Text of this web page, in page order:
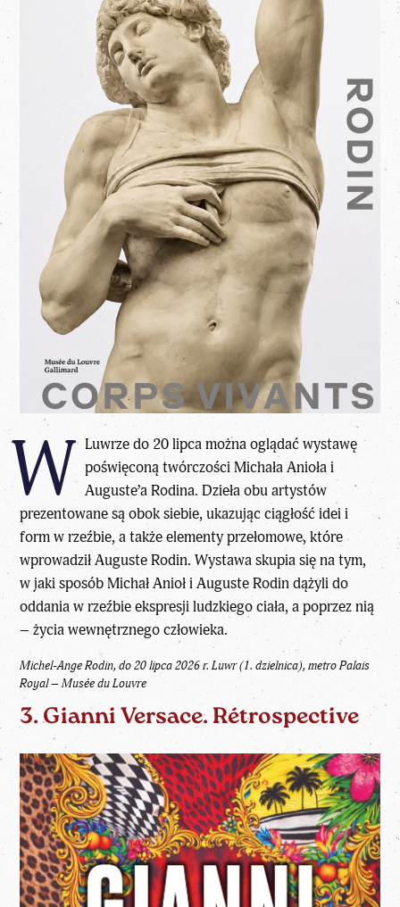
W Luwrze do 20 lipca można oglądać wystawę
poświęconą twórczości Michała Anioła i
Auguste’a Rodina. Dzieła obu artystów
prezentowane są obok siebie, ukazując ciągłość idei i
form w rzeźbie, a także elementy przełomowe, które
wprowadził Auguste Rodin. Wystawa skupia się na tym,
w jaki sposób Michał Anioł i Auguste Rodin dążyli do
oddania w rzeźbie ekspresji ludzkiego ciała, a poprzez nią
– życia wewnętrznego człowieka.
Michel-Ange Rodin, do 20 lipca 2026 r. Luwr (1. dzielnica), metro Palais
Royal – Musée du Louvre
3. Gianni Versace. Rétrospective